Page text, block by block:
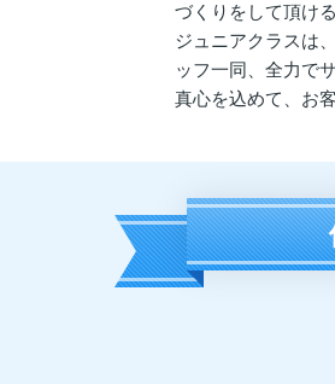
づくりをして頂け
ジュニアクラスは
ッフ一同、全力で
真心を込めて、お